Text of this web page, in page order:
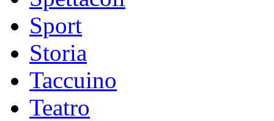
Sport
Storia
Taccuino
Teatro